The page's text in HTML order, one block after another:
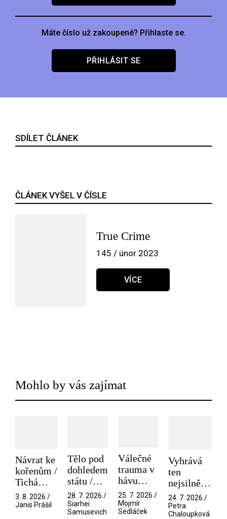
Máte číslo už zakoupené? Přihlaste se.
PŘIHLÁSIT SE
SDÍLET ČLÁNEK
ČLÁNEK VYŠEL V ČÍSLE
True Crime
145 / únor 2023
VÍCE
Mohlo by vás zajímat
Návrat ke
kořenům /
Tichá
přítelkyně
3. 8. 2026 /
Janis Prášil
Tělo pod
dohledem
státu /
Pramen
28. 7. 2026 /
Siarhei
Samusevich
Válečné
trauma v
hávu
spektáklu
/ Odyssea
25. 7. 2026 /
Mojmír
Sedláček
Vyhrává
ten
nejsilnější
/ V nitru
manosféry
24. 7. 2026 /
Petra
Chaloupková